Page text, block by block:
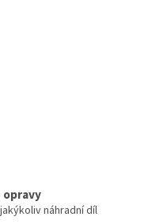
náhradní díl